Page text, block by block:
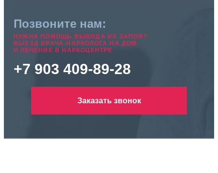
Позвоните нам:
НУЖНА ПОМОЩЬ ВЫВОДА ИЗ ЗАПОЯ?
ВЫЕЗД ВРАЧА-НАРКОЛОГА НА ДОМ
И ЛЕЧЕНИЕ В НАРКОЦЕНТРЕ
+7 903 409-89-28
Заказать звонок